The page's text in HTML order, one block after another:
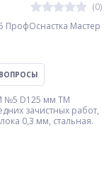
(0)
Мастер
№5 D125 мм ТМ
зачистных работ,
0,3 мм, стальная.